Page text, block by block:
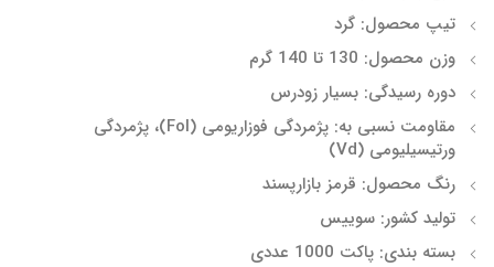
تیپ محصول: گرد
وزن محصول: 130 تا 140 گرم
دوره رسیدگی: بسیار زودرس
مقاومت نسبی به:
پژمردگی فوزاریومی (Fol)، پژمردگی
ورتیسیلیومی (Vd)
رنگ محصول: قرمز بازارپسند
تولید کشور: سوییس
بسته بندی: پاکت 1000 عددی